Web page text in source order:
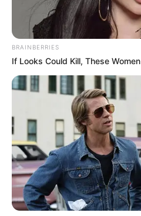
BRAINBERRIES
If Looks Could Kill, These